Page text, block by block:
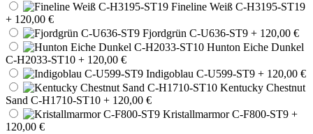
Fineline Weiß C-H3195-ST19
+ 120,00 €
Fjordgrün C-U636-ST9 + 120,00 €
Hunton Eiche Dunkel
C-H2033-ST10 + 120,00 €
Indigoblau C-U599-ST9 + 120,00 €
Kentucky Chestnut
Sand C-H1710-ST10 + 120,00 €
Kristallmarmor C-F800-ST9 +
120,00 €